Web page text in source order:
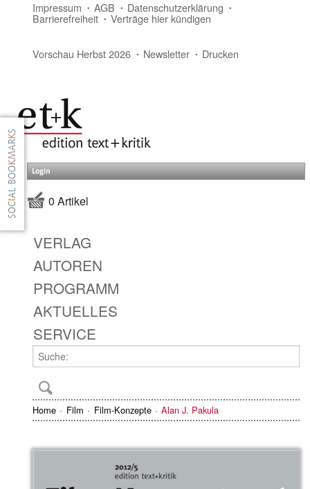
Impressum AGB Datenschutzerklärung
Barrierefreiheit Verträge hier kündigen
Vorschau Herbst 2026 Newsletter Drucken
Login
0 Artikel
VERLAG
AUTOREN
PROGRAMM
AKTUELLES
SERVICE
Home Film Film-Konzepte Alan J. Pakula